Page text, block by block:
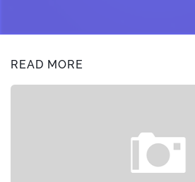
READ MORE